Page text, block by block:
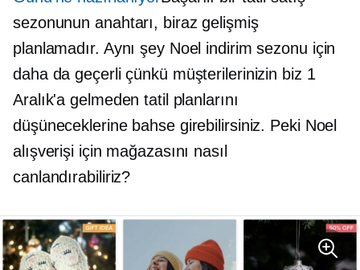
sezonunun anahtarı, biraz gelişmiş
planlamadır. Aynı şey Noel indirim sezonu için
daha da geçerli çünkü müşterilerinizin biz 1
Aralık'a gelmeden tatil planlarını
düşüneceklerine bahse girebilirsiniz. Peki Noel
alışverişi için mağazasını nasıl
canlandırabiliriz?